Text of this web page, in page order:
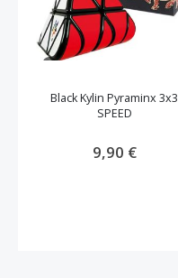
Black Kylin Pyraminx 3x3
SPEED
9,90 €